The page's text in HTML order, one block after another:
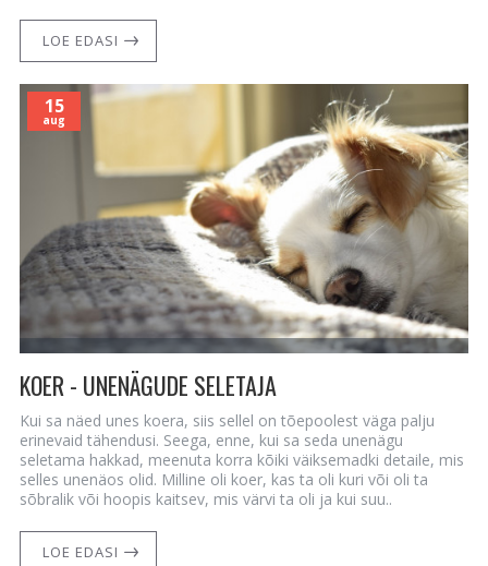
LOE EDASI
15
aug
KOER - UNENÄGUDE SELETAJA
Kui sa näed unes koera, siis sellel on tõepoolest väga palju
erinevaid tähendusi. Seega, enne, kui sa seda unenägu
seletama hakkad, meenuta korra kõiki väiksemadki detaile, mis
selles unenäos olid. Milline oli koer, kas ta oli kuri või oli ta
sõbralik või hoopis kaitsev, mis värvi ta oli ja kui suu..
LOE EDASI